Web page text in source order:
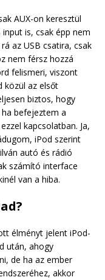
AUX-on keresztül
is, csak épp nem
az USB csatira, csak
nem férsz hozzá
felismeri, viszont
közül az elsőt
biztos, hogy
befejeztem a
kapcsolatban. Ja,
iPod szerint
autó és rádió
számító interface
van a hiba.
élményt jelent iPod-
után, ahogy
de ha az ember
akkor